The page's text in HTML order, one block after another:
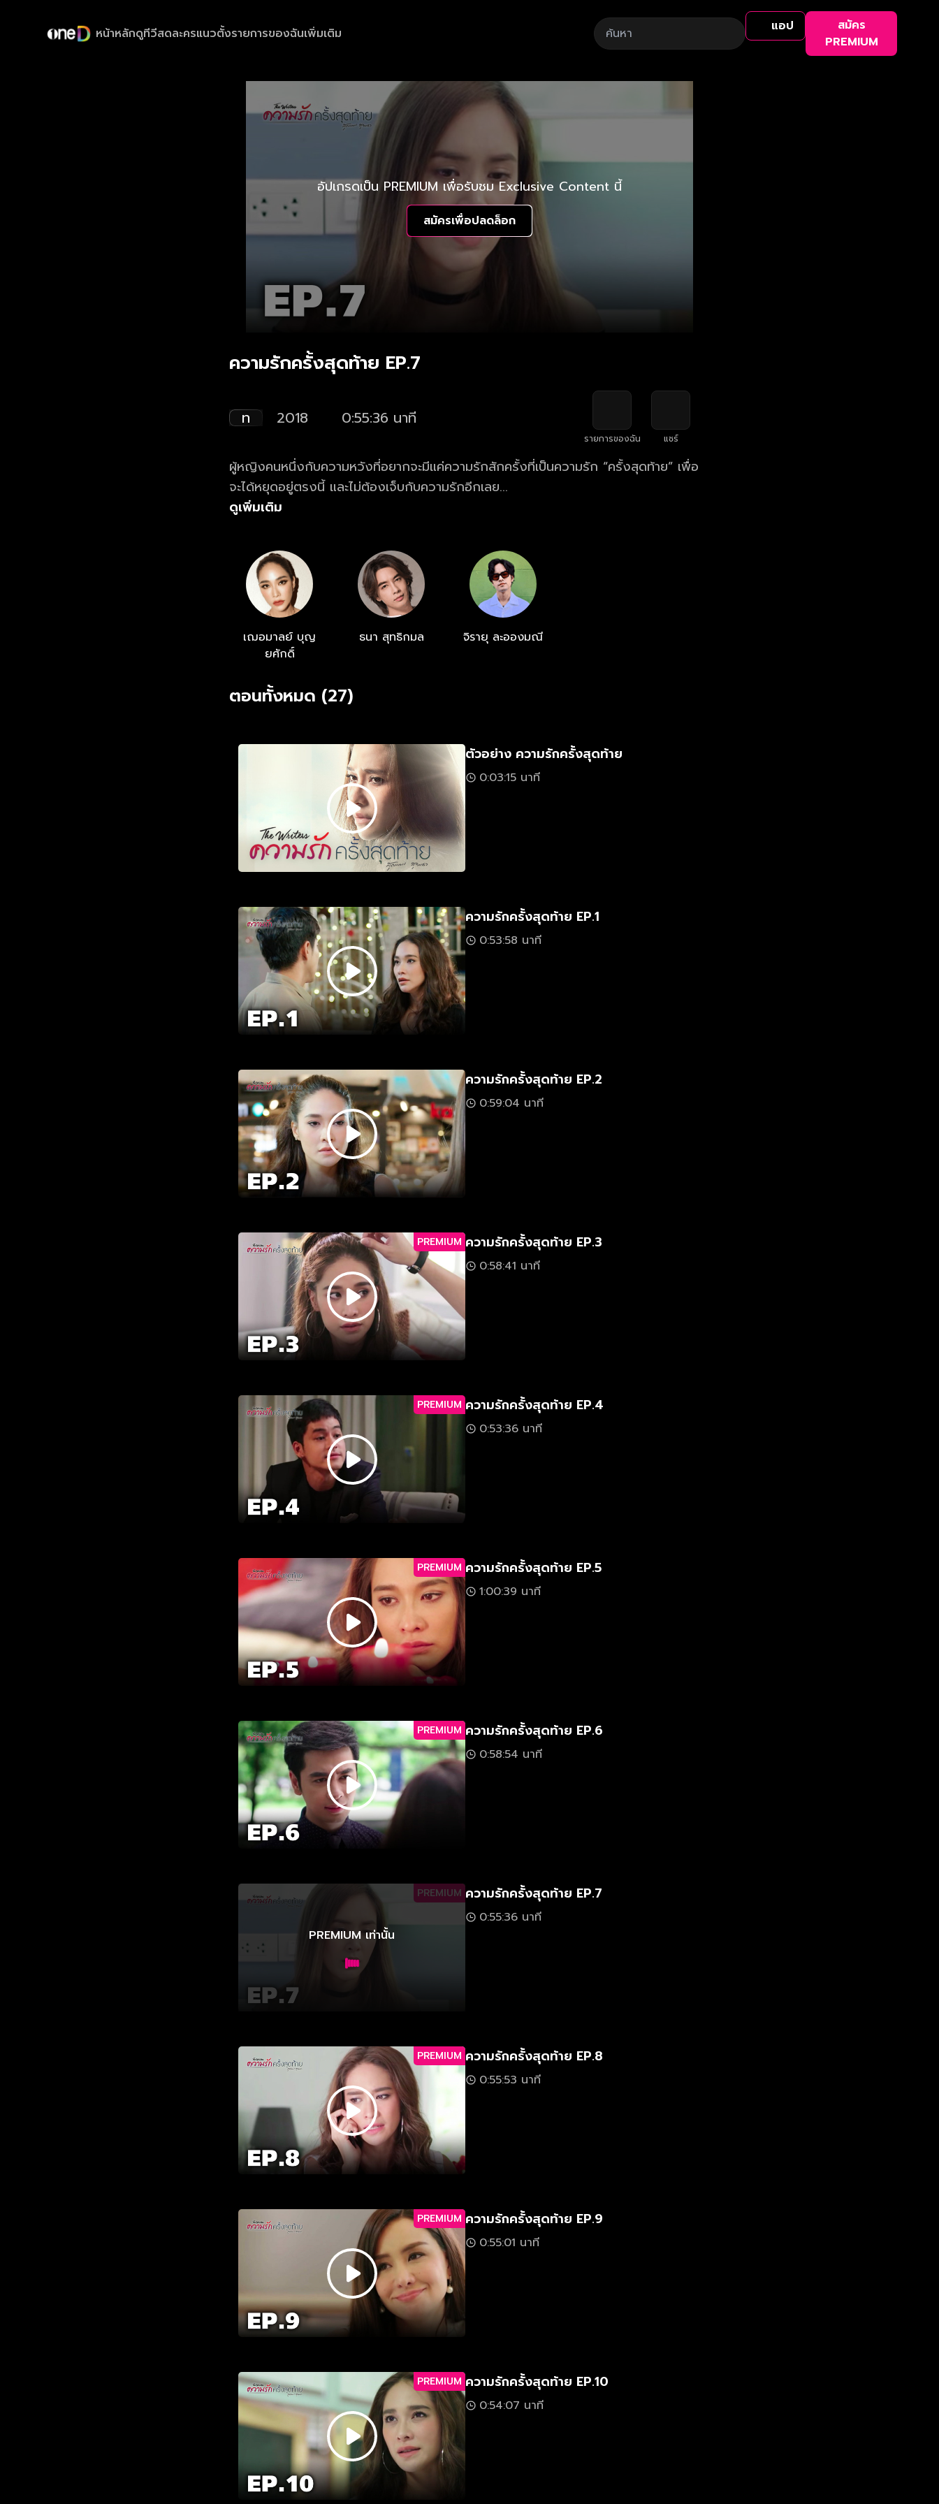
หน้าหลักดูทีวีสดละครแนวตั้งรายการของฉันเพิ่มเติม แอป
สมัคร
PREMIUM
อัปเกรดเป็น PREMIUM เพื่อรับชม Exclusive Content นี้
สมัครเพื่อปลดล็อก
ความรักครั้งสุดท้าย EP.7
ท 2018 0:55:36 นาที
รายการของฉัน แชร์
ผู้หญิงคนหนึ่งกับความหวังที่อยากจะมีแค่ความรักสักครั้งที่เป็นความรัก “ครั้งสุดท้าย” เพื่อ
จะได้หยุดอยู่ตรงนี้ และไม่ต้องเจ็บกับความรักอีกเลย...
ดูเพิ่มเติม
เฌอมาลย์ บุญ
ยศักดิ์
ธนา สุทธิกมล จิรายุ ละอองมณี
ตอนทั้งหมด (27)
ตัวอย่าง ความรักครั้งสุดท้าย
0:03:15 นาที
ความรักครั้งสุดท้าย EP.1
0:53:58 นาที
ความรักครั้งสุดท้าย EP.2
0:59:04 นาที
PREMIUM ความรักครั้งสุดท้าย EP.3
0:58:41 นาที
PREMIUM ความรักครั้งสุดท้าย EP.4
0:53:36 นาที
PREMIUM ความรักครั้งสุดท้าย EP.5
1:00:39 นาที
PREMIUM ความรักครั้งสุดท้าย EP.6
0:58:54 นาที
PREMIUM
PREMIUM เท่านั้น
ความรักครั้งสุดท้าย EP.7
0:55:36 นาที
PREMIUM ความรักครั้งสุดท้าย EP.8
0:55:53 นาที
PREMIUM ความรักครั้งสุดท้าย EP.9
0:55:01 นาที
PREMIUM ความรักครั้งสุดท้าย EP.10
0:54:07 นาที